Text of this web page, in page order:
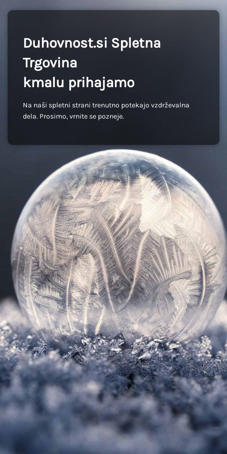
Duhovnost.si Spletna
Trgovina
kmalu prihajamo
Na naši spletni strani trenutno potekajo vzdrževalna
dela. Prosimo, vrnite se pozneje.